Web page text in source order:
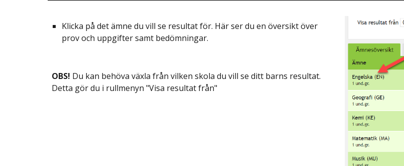
Klicka på det ämne du vill se resultat för. Här ser du en översikt över
prov och uppgifter samt bedömningar.
OBS! Du kan behöva växla från vilken skola du vill se ditt barns resultat.
Detta gör du i rullmenyn "Visa resultat från"